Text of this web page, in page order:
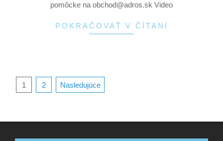
pomôcke na obchod@adros.sk Video
POKRAČOVAŤ V ČÍTANÍ
1 2 Nasledujúce